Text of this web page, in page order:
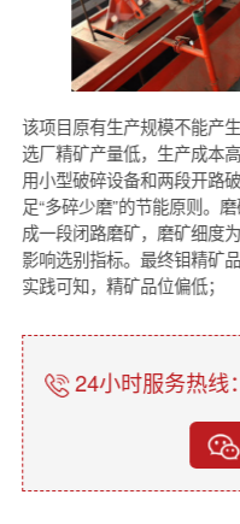
该项目原有生产规模不能产
选厂精矿产量低，生产成本
用小型破碎设备和两段开路
足“多碎少磨”的节能原则。
成一段闭路磨矿，磨矿细度
影响选别指标。最终钼精矿
实践可知，精矿品位偏低；
24小时服务热线：